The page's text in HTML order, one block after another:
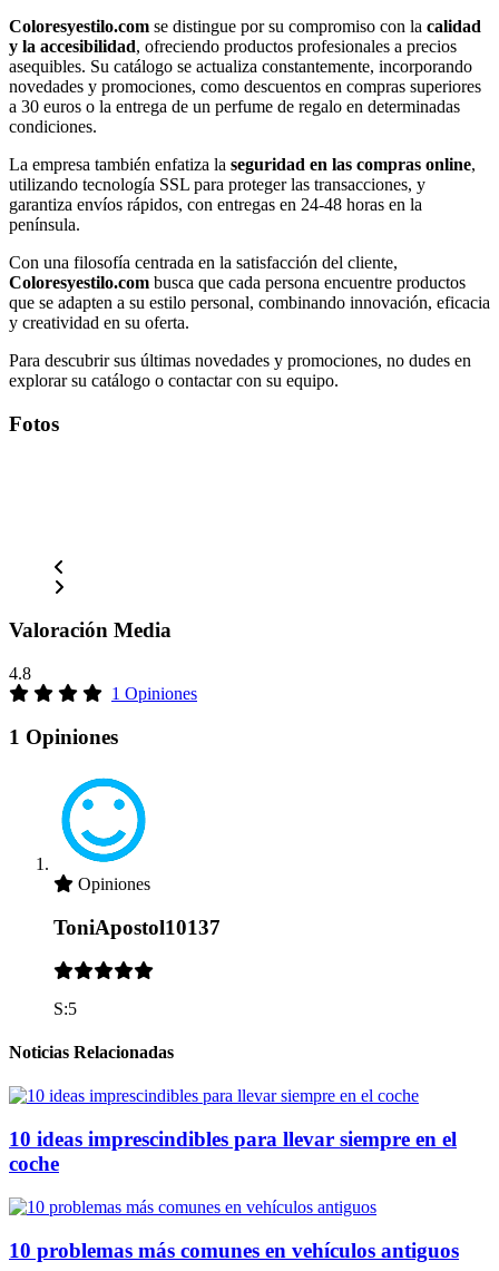
Coloresyestilo.com se distingue por su compromiso con la calidad
y la accesibilidad, ofreciendo productos profesionales a precios
asequibles. Su catálogo se actualiza constantemente, incorporando
novedades y promociones, como descuentos en compras superiores
a 30 euros o la entrega de un perfume de regalo en determinadas
condiciones.
La empresa también enfatiza la seguridad en las compras online,
utilizando tecnología SSL para proteger las transacciones, y
garantiza envíos rápidos, con entregas en 24-48 horas en la
península.
Con una filosofía centrada en la satisfacción del cliente,
Coloresyestilo.com busca que cada persona encuentre productos
que se adapten a su estilo personal, combinando innovación, eficacia
y creatividad en su oferta.
Para descubrir sus últimas novedades y promociones, no dudes en
explorar su catálogo o contactar con su equipo.
Fotos
Valoración Media
4.8
1 Opiniones
1 Opiniones
Opiniones
ToniApostol10137
S:5
Noticias Relacionadas
10 ideas imprescindibles para llevar siempre en el
coche
10 problemas más comunes en vehículos antiguos